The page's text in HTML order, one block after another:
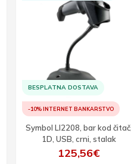
BESPLATNA DOSTAVA
-10% INTERNET BANKARSTVO
Symbol LI2208, bar kod čitač,
1D, USB, crni, stalak
125,56€